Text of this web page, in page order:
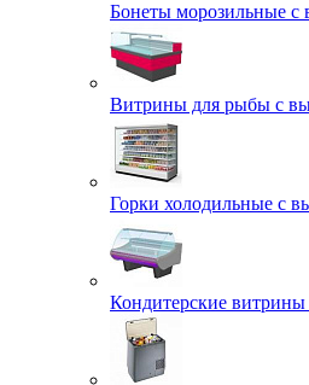
Бонеты морозильные с
Витрины для рыбы с
Горки холодильные с
Кондитерские